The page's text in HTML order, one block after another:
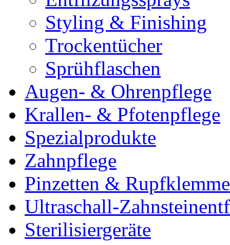
Styling & Finishing
Trockentücher
Sprühflaschen
Augen- & Ohrenpflege
Krallen- & Pfotenpflege
Spezialprodukte
Zahnpflege
Pinzetten &
Ultraschall-
Sterilisiergeräte